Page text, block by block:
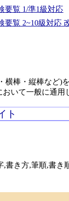
要覧 1/準1級対応
要覧 2~10級対応
横棒・縦棒など)
おいて一般に通
ト
,書き方,筆順,書き